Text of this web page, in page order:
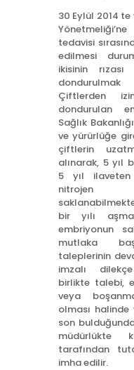
30 Eylül 2014 te
tedavisi
edilmesi
ikisinin
Çiftlerden
dondurulan
Sağlık
ve yürürlüğe
çiftlerin
alınarak, 5 yıl
5 yıl ilaveten
bir yılı
embriyonun
mutlaka
taleplerinin
imzalı
birlikte talebi,
veya
olması
son
müdürlükte
tarafından
imha edilir.